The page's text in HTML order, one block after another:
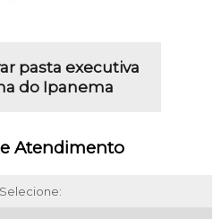
pasta executiva
do Ipanema
Atendimento
Selecione: